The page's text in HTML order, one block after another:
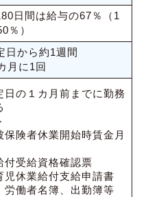
日間は給与の67％（1
％）
日から約1週間
月に1回
日の１カ月前までに勤務
険者休業開始時賃金月
受給資格確認票
休業給付支給申請書
働者名簿、出勤簿等